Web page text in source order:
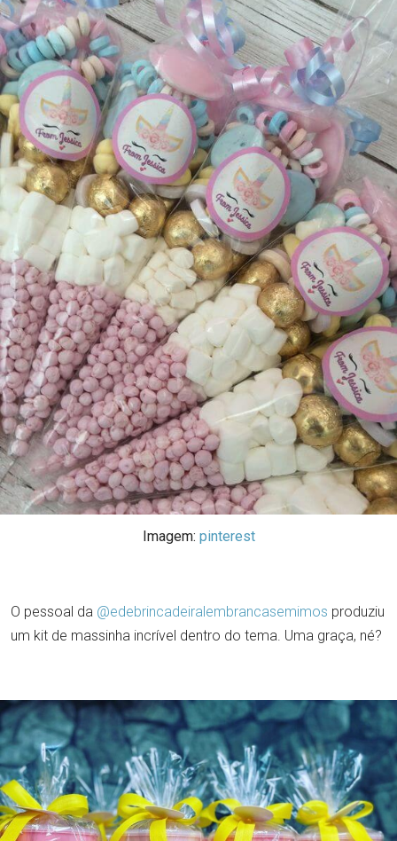
Imagem: pinterest
O pessoal da @edebrincadeiralembrancasemimos produziu
um kit de massinha incrível dentro do tema. Uma graça, né?